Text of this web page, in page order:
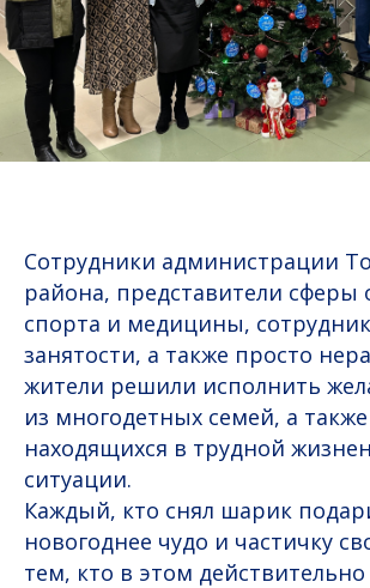
Сотрудники администрации
района, представители сферы
спорта и медицины,
занятости, а также просто
жители решили исполнить
из многодетных семей, а также
находящихся в трудной
ситуации.
Каждый, кто снял шарик
новогоднее чудо и частичку
тем, кто в этом действительно